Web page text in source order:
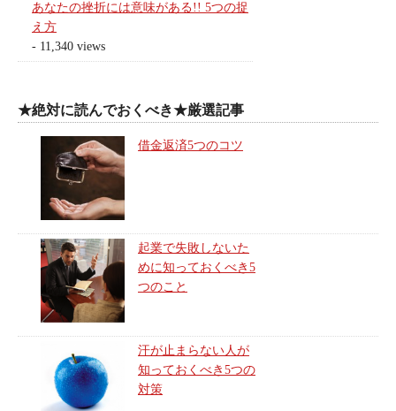
あなたの挫折には意味がある!! 5つの捉
え方
- 11,340 views
★絶対に読んでおくべき★厳選記事
借金返済5つのコツ
起業で失敗しないた
めに知っておくべき5
つのこと
汗が止まらない人が
知っておくべき5つの
対策